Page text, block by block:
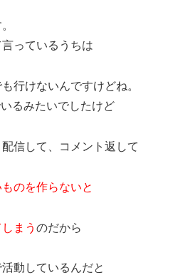
っているうちは
行けないんですけどね。
るみたいでしたけど
信して、コメント返して
のを作らないと
まう のだから
動しているんだと